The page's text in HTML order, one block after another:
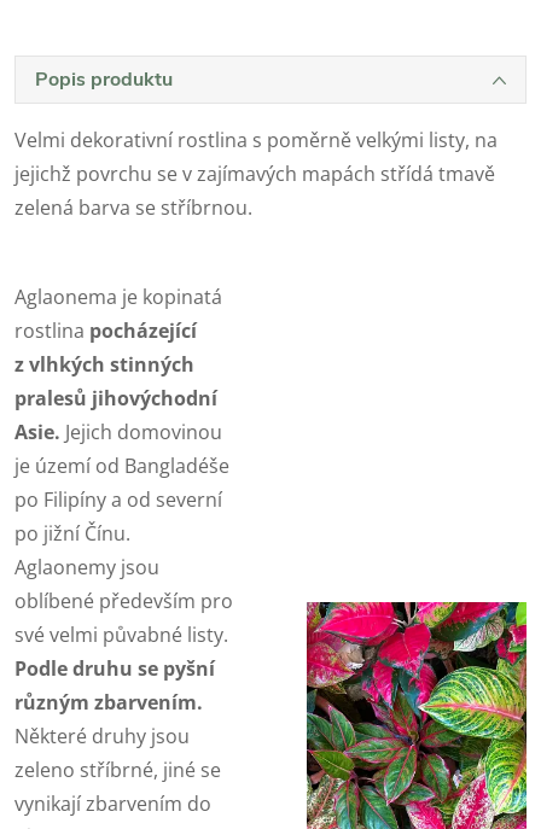
Popis produktu
Velmi dekorativní rostlina s poměrně velkými listy, na
jejichž povrchu se v zajímavých mapách střídá tmavě
zelená barva se stříbrnou.
Aglaonema je kopinatá
rostlina pocházející
z vlhkých stinných
pralesů jihovýchodní
Asie. Jejich domovinou
je území od Bangladéše
po Filipíny a od severní
po jižní Čínu.
Aglaonemy jsou
oblíbené především pro
své velmi půvabné listy.
Podle druhu se pyšní
různým zbarvením.
Některé druhy jsou
zeleno stříbrné, jiné se
vynikají zbarvením do